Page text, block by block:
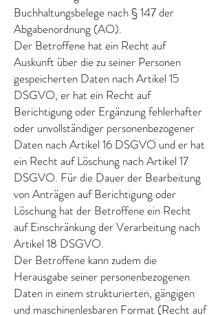
Buchhaltungsbelege nach § 147 der
Abgabenordnung (AO).
Der Betroffene hat ein Recht auf
Auskunft über die zu seiner Personen
gespeicherten Daten nach Artikel 15
DSGVO, er hat ein Recht auf
Berichtigung oder Ergänzung fehlerhafter
oder unvollständiger personenbezogener
Daten nach Artikel 16 DSGVO und er hat
ein Recht auf Löschung nach Artikel 17
DSGVO. Für die Dauer der Bearbeitung
von Anträgen auf Berichtigung oder
Löschung hat der Betroffene ein Recht
auf Einschränkung der Verarbeitung nach
Artikel 18 DSGVO.
Der Betroffene kann zudem die
Herausgabe seiner personenbezogenen
Daten in einem strukturierten, gängigen
und maschinenlesbaren Format (Recht auf